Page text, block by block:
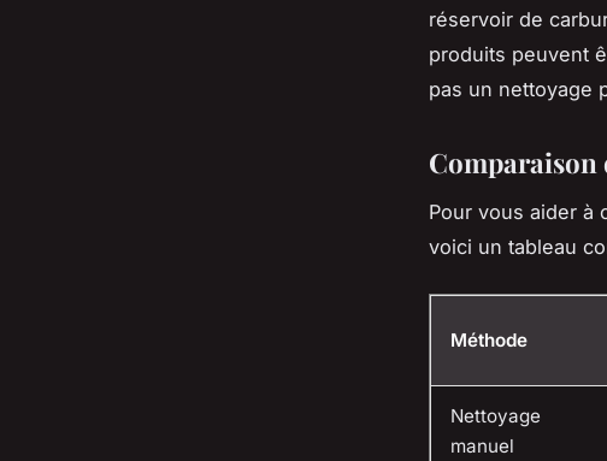
réservoir de
produits peuvent
pas un nettoyage
Comparaison
Pour vous aider à
voici un tableau
Méthode
Nettoyage
manuel